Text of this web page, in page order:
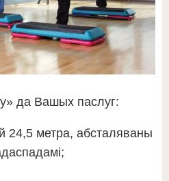
да Вашых паслуг:
24,5 метра, абсталяваны